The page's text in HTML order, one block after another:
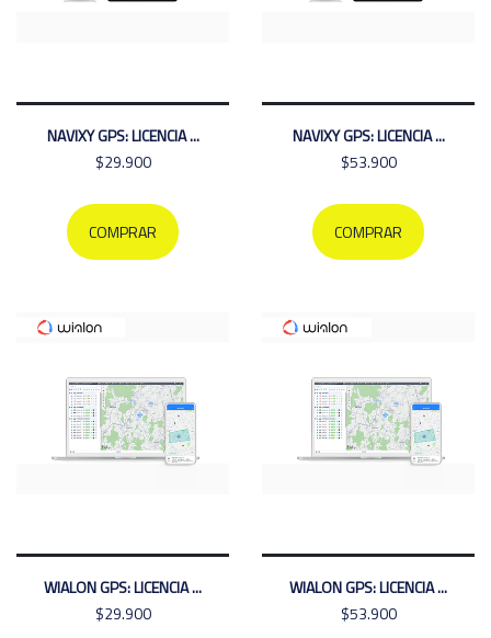
NAVIXY GPS: LICENCIA ...
$29.900
COMPRAR
NAVIXY GPS: LICENCIA ...
$53.900
COMPRAR
WIALON GPS: LICENCIA ...
$29.900
WIALON GPS: LICENCIA ...
$53.900